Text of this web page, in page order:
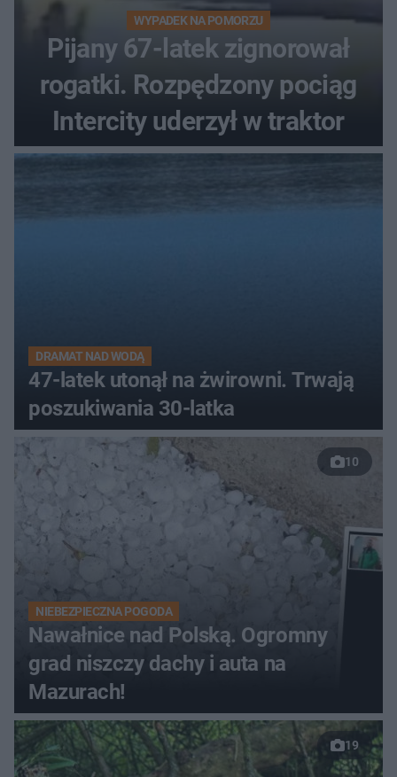
WYPADEK NA POMORZU
Pijany 67-latek zignorował
rogatki. Rozpędzony pociąg
Intercity uderzył w traktor
DRAMAT NAD WODĄ
47-latek utonął na żwirowni. Trwają
poszukiwania 30-latka
10
NIEBEZPIECZNA POGODA
Nawałnice nad Polską. Ogromny
grad niszczy dachy i auta na
Mazurach!
19